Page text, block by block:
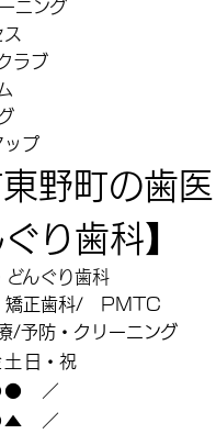
ラブ
プ
野町の歯医
り歯科】
正歯科/ PMTC
/予防・クリーニング
土 日・祝
●
／
▲
／